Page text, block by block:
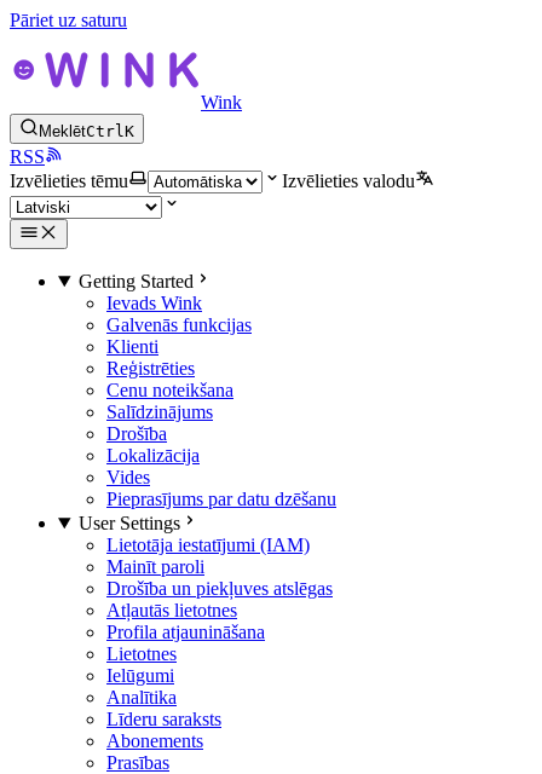
Pāriet uz saturu
Wink
MeklētCtrlK
RSS
Izvēlieties tēmu
Izvēlieties valodu
Getting Started
Ievads Wink
Galvenās funkcijas
Klienti
Reģistrēties
Cenu noteikšana
Salīdzinājums
Drošība
Lokalizācija
Vides
Pieprasījums par datu dzēšanu
User Settings
Lietotāja iestatījumi (IAM)
Mainīt paroli
Drošība un piekļuves atslēgas
Atļautās lietotnes
Profila atjaunināšana
Lietotnes
Ielūgumi
Analītika
Līderu saraksts
Abonements
Prasības